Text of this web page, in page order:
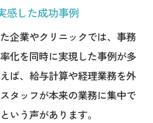
感した成功事例
企業やクリニックでは、事務
化を同時に実現した事例が多
ば、給与計算や経理業務を外
タッフが本来の業務に集中で
いう声があります。